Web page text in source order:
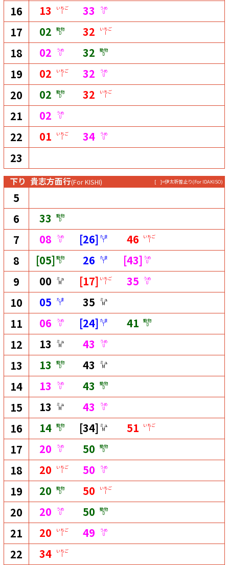
16 13 いちご
I 33 うめ
U
17 02 動物
D 32 いちご
I
18 02 うめ
U 32 動物
D
19 02 いちご
I 32 うめ
U
20 02 動物
D 32 いちご
I
21 02 うめ
U
22 01 いちご
I 34 うめ
U
23
下り 貴志方面行(For KISHI) [ ]=伊太祈曽止り(For IDAKISO)
5
6
33 動物
D
7 08 うめ
U [26] たま
T 46 いちご
I
8 [05] 動物
D 26 たま
T [43] うめ
U
9 00 ミュ
M [17] いちご
I 35 うめ
U
10 05 たま
T 35 ミュ
M
11 06 うめ
U [24] たま
T 41 動物
D
12 13 ミュ
M 43 うめ
U
13 13 動物
D 43 ミュ
M
14 13 うめ
U 43 動物
D
15 13 ミュ
M 43 うめ
U
16 14 動物
D [34] ミュ
M 51 いちご
I
17 20 うめ
U 50 動物
D
18 20 いちご
I 50 うめ
U
19 20 動物
D 50 いちご
I
20 20 うめ
U 50 動物
D
21 20 いちご
I 49 うめ
U
22 34 いちご
I